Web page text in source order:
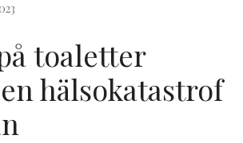
toaletter
hälsokatastrof